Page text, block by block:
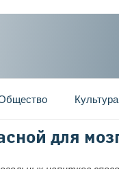
Культура
для